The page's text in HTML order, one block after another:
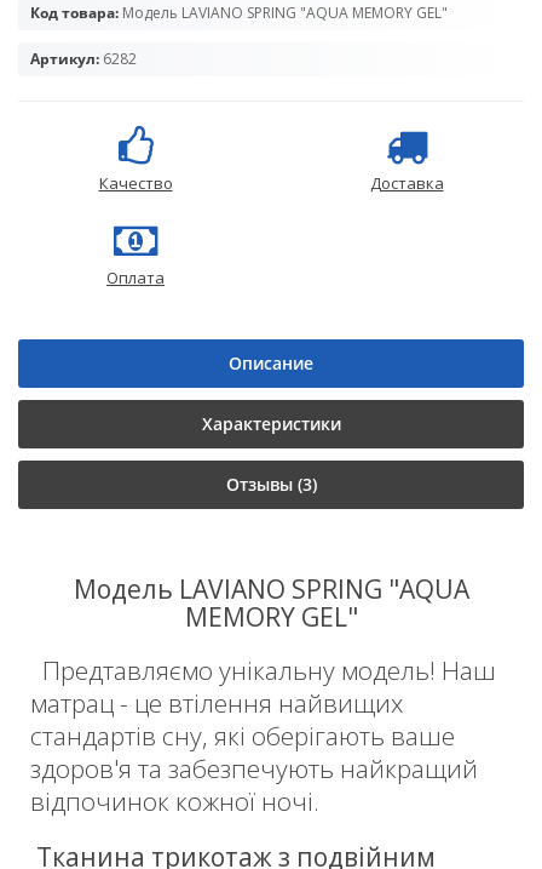
Код товара: Модель LAVIANO SPRING "AQUA MEMORY GEL"
Артикул: 6282
Качество Доставка
Оплата
Описание
Характеристики
Отзывы (3)
Модель LAVIANO SPRING "AQUA
MEMORY GEL"
Предтавляємо унікальну модель! Наш
матрац - це втілення найвищих
стандартів сну, які оберігають ваше
здоров'я та забезпечують найкращий
відпочинок кожної ночі.
Тканина трикотаж з подвійним